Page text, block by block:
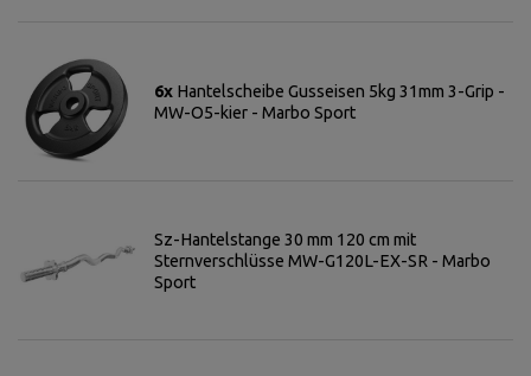
6x Hantelscheibe Gusseisen 5kg 31mm 3-Grip -
MW-O5-kier - Marbo Sport
Sz-Hantelstange 30 mm 120 cm mit
Sternverschlüsse MW-G120L-EX-SR - Marbo
Sport